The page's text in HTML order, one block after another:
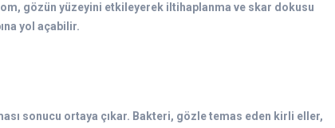
gözün yüzeyini etkileyerek iltihaplanma ve skar dokusu
yol açabilir.
sonucu ortaya çıkar. Bakteri, gözle temas eden kirli eller,